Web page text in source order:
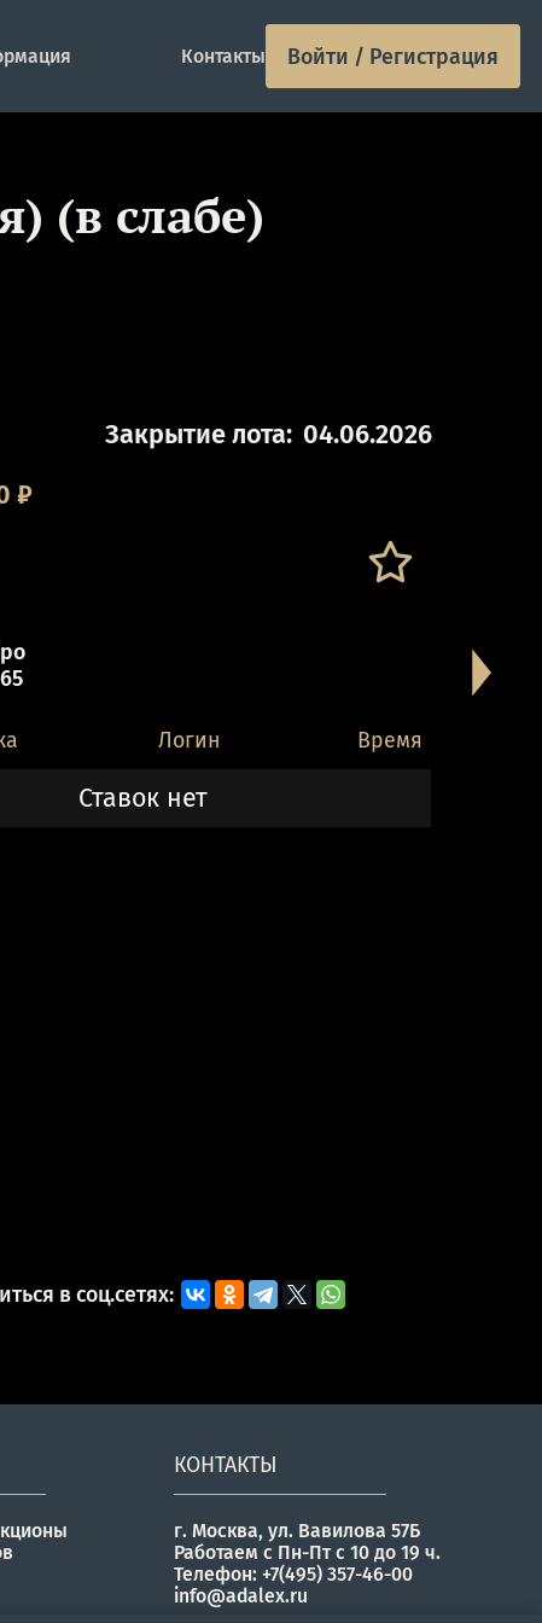
Контакты Войти / Регистрация
(в слабе)
Закрытие лота: 04.06.2026
₽
Логин Время
Ставок нет
в соц.сетях:
КОНТАКТЫ
г. Москва, ул. Вавилова 57Б
Работаем с Пн-Пт с 10 до 19 ч.
Телефон: +7(495) 357-46-00
info@adalex.ru